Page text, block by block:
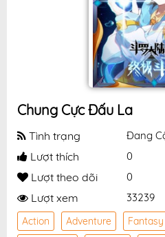
Chung Cực Đấu La
Tình trạng Đang
Lượt thích 0
Lượt theo dõi 0
Lượt xem 33239
Action Adventure Fantasy